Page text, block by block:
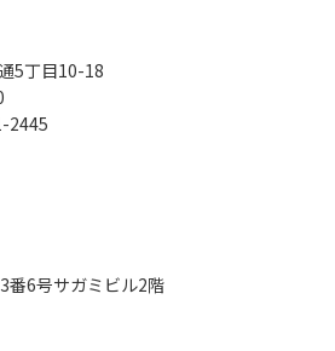
5丁目10-18
2445
番6号サガミビル2階